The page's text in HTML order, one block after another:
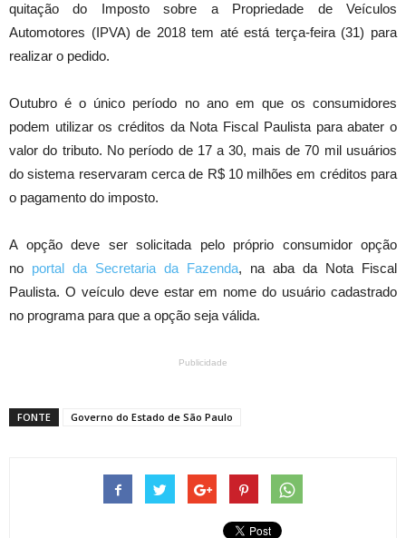
quitação do Imposto sobre a Propriedade de Veículos
Automotores (IPVA) de 2018 tem até está terça-feira (31) para
realizar o pedido.
Outubro é o único período no ano em que os consumidores
podem utilizar os créditos da Nota Fiscal Paulista para abater o
valor do tributo. No período de 17 a 30, mais de 70 mil usuários
do sistema reservaram cerca de R$ 10 milhões em créditos para
o pagamento do imposto.
A opção deve ser solicitada pelo próprio consumidor opção
no portal da Secretaria da Fazenda, na aba da Nota Fiscal
Paulista. O veículo deve estar em nome do usuário cadastrado
no programa para que a opção seja válida.
Publicidade
FONTE Governo do Estado de São Paulo